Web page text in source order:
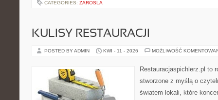
CATEGORIES: ZAROSLA
KULISY RESTAURACJI
POSTED BY ADMIN KWI - 11 - 2026 MOŻLIWOŚĆ
Restauracjaspichlerz.pl to
stworzone z myślą o
światem lokali, które